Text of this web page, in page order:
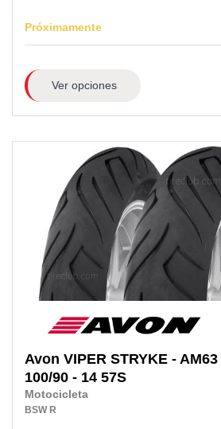
Próximamente
Ver opciones
Avon VIPER STRYKE - AM63
100/90 - 14 57S
Motocicleta
BSW R